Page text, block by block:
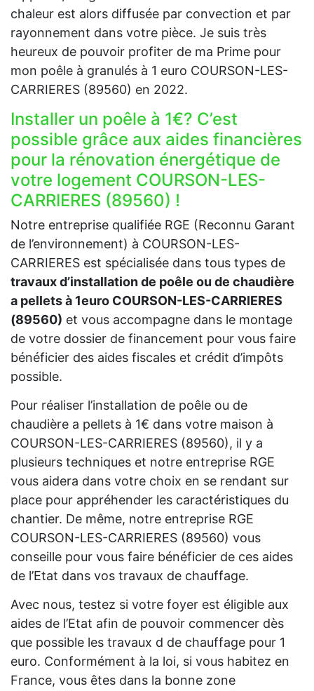
chaleur est alors diffusée par convection et par
rayonnement dans votre pièce. Je suis très
heureux de pouvoir profiter de ma Prime pour
mon poêle à granulés à 1 euro COURSON-LES-
CARRIERES (89560) en 2022.
Installer un poêle à 1€? C’est
possible grâce aux aides financières
pour la rénovation énergétique de
votre logement COURSON-LES-
CARRIERES (89560) !
Notre entreprise qualifiée RGE (Reconnu Garant
de l’environnement) à COURSON-LES-
CARRIERES est spécialisée dans tous types de
travaux d’installation de poêle ou de chaudière
a pellets à 1euro COURSON-LES-CARRIERES
(89560) et vous accompagne dans le montage
de votre dossier de financement pour vous faire
bénéficier des aides fiscales et crédit d’impôts
possible.
Pour réaliser l’installation de poêle ou de
chaudière a pellets à 1€ dans votre maison à
COURSON-LES-CARRIERES (89560), il y a
plusieurs techniques et notre entreprise RGE
vous aidera dans votre choix en se rendant sur
place pour appréhender les caractéristiques du
chantier. De même, notre entreprise RGE
COURSON-LES-CARRIERES (89560) vous
conseille pour vous faire bénéficier de ces aides
de l’Etat dans vos travaux de chauffage.
Avec nous, testez si votre foyer est éligible aux
aides de l’Etat afin de pouvoir commencer dès
que possible les travaux d de chauffage pour 1
euro. Conformément à la loi, si vous habitez en
France, vous êtes dans la bonne zone